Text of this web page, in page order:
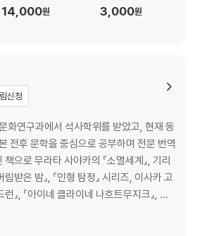
14,000원 3,000원
신청
화연구과에서 석사학위를 받았고, 현재 동
전후 문학을 중심으로 공부하며 전문 번역
으로 무라타 사야카의 『소멸세계』, 기리
받은 밤』, 『인형 탐정』 시리즈, 이사카 고
런』, 『아이네 클라이네 나흐트무지크』, 히
가 죽은 집』, 요네자와 호노부의 『부러진
켈리튼 키』, 요코야마 히데오의 『64』,